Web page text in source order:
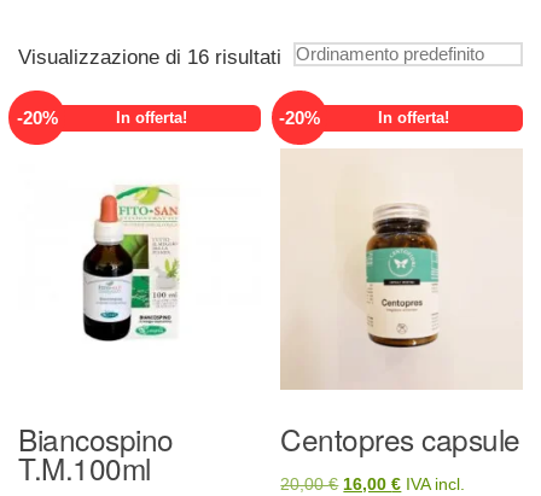
Visualizzazione di 16 risultati
-20% In offerta!
Biancospino
T.M.100ml
-20% In offerta!
Centopres capsule
20,00€ Il
16,00€IlIVA incl.